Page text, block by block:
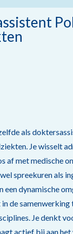
als
Je wisselt
af met medische
spreekuren als
een dynamische
de samenwerking
Je denkt
actief bij aan